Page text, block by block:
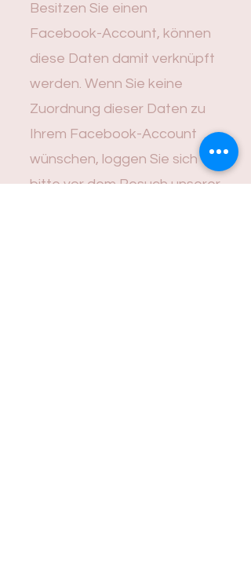
Besitzen Sie einen
Facebook-Account, können
diese Daten damit verknüpft
werden. Wenn Sie keine
Zuordnung dieser Daten zu
Ihrem Facebook-Account
wünschen, loggen Sie sich
bitte vor dem Besuch unserer